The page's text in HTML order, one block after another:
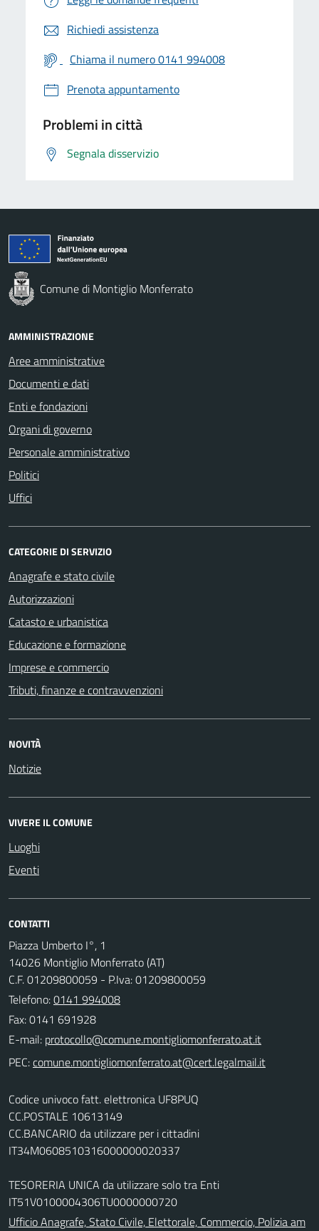
Richiedi assistenza
Chiama il numero 0141 994008
Prenota appuntamento
Problemi in città
Segnala disservizio
Comune di Montiglio Monferrato
AMMINISTRAZIONE
Aree amministrative
Documenti e dati
Enti e fondazioni
Organi di governo
Personale amministrativo
Politici
Uffici
CATEGORIE DI SERVIZIO
Anagrafe e stato civile
Autorizzazioni
Catasto e urbanistica
Educazione e formazione
Imprese e commercio
Tributi, finanze e contravvenzioni
NOVITÀ
Notizie
VIVERE IL COMUNE
Luoghi
Eventi
CONTATTI
Piazza Umberto I°, 1
14026 Montiglio Monferrato (AT)
C.F. 01209800059 - P.Iva: 01209800059
Telefono:0141 994008
Fax: 0141 691928
E-mail:
PEC:
Codice univoco fatt. elettronica UF8PUQ
CC.POSTALE 10613149
CC.BANCARIO da utilizzare per i cittadini
IT34M0608510316000000020337
TESORERIA UNICA da utilizzare solo tra Enti
IT51V0100004306TU0000000720
Ufficio Anagrafe, Stato Civile, Elettorale, Commercio, Polizia am